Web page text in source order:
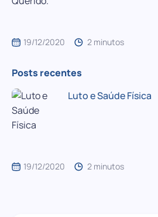
19/12/2020 2 minutos
Posts recentes
Luto e Saúde Física
19/12/2020 2 minutos